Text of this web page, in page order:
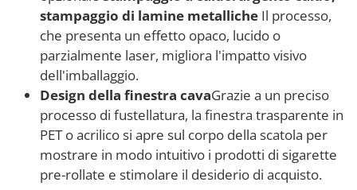
stampaggio di lamine metalliche Il processo,
che presenta un effetto opaco, lucido o
parzialmente laser, migliora l'impatto visivo
dell'imballaggio.
Design della finestra cavaGrazie a un preciso
processo di fustellatura, la finestra trasparente in
PET o acrilico si apre sul corpo della scatola per
mostrare in modo intuitivo i prodotti di sigarette
pre-rollate e stimolare il desiderio di acquisto.